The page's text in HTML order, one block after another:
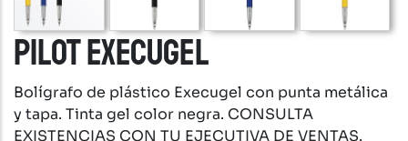
PILOT EXECUGEL
Bolígrafo de plástico Execugel con punta metálica
y tapa. Tinta gel color negra. CONSULTA
EXISTENCIAS CON TU EJECUTIVA DE VENTAS.